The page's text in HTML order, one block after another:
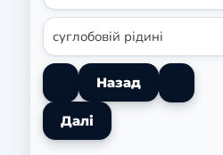
суглобовій рідині